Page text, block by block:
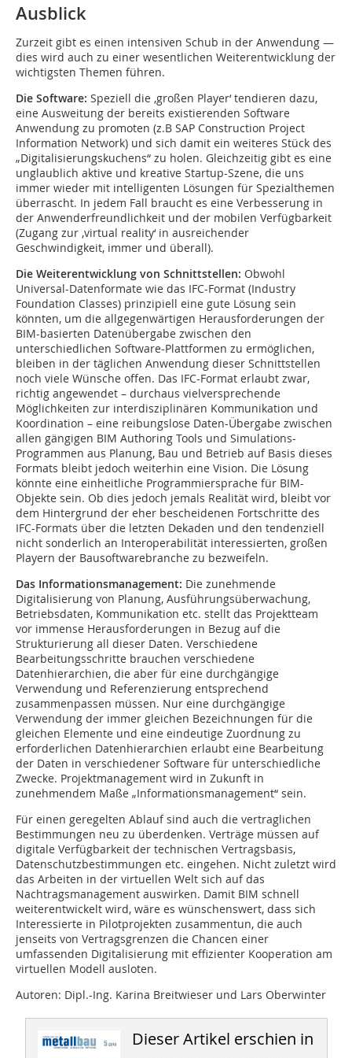
Ausblick
Zurzeit gibt es einen intensiven Schub in der Anwendung —
dies wird auch zu einer wesentlichen Weiterentwicklung der
wichtigsten Themen führen.
Die Software: Speziell die ‚großen Player‘ tendieren dazu,
eine Ausweitung der bereits existierenden Software
Anwendung zu promoten (z.B SAP Construction Project
Information Network) und sich damit ein weiteres Stück des
„Digitalisierungskuchens“ zu holen. Gleichzeitig gibt es eine
unglaublich aktive und kreative Startup-Szene, die uns
immer wieder mit intelligenten Lösungen für Spezialthemen
überrascht. In jedem Fall braucht es eine Verbesserung in
der Anwenderfreundlichkeit und der mobilen Verfügbarkeit
(Zugang zur ‚virtual reality‘ in ausreichender
Geschwindigkeit, immer und überall).
Die Weiterentwicklung von Schnittstellen: Obwohl
Universal-Datenformate wie das IFC-Format (Industry
Foundation Classes) prinzipiell eine gute Lösung sein
könnten, um die allgegenwärtigen Herausforderungen der
BIM-basierten Datenübergabe zwischen den
unterschiedlichen Software-Plattformen zu ermöglichen,
bleiben in der täglichen Anwendung dieser Schnittstellen
noch viele Wünsche offen. Das IFC-Format erlaubt zwar,
richtig angewendet – durchaus vielversprechende
Möglichkeiten zur interdisziplinären Kommunikation und
Koordination – eine reibungslose Daten-Übergabe zwischen
allen gängigen BIM Authoring Tools und Simulations-
Programmen aus Planung, Bau und Betrieb auf Basis dieses
Formats bleibt jedoch weiterhin eine Vision. Die Lösung
könnte eine einheitliche Programmiersprache für BIM-
Objekte sein. Ob dies jedoch jemals Realität wird, bleibt vor
dem Hintergrund der eher bescheidenen Fortschritte des
IFC-Formats über die letzten Dekaden und den tendenziell
nicht sonderlich an Interoperabilität interessierten, großen
Playern der Bausoftwarebranche zu bezweifeln.
Das Informationsmanagement: Die zunehmende
Digitalisierung von Planung, Ausführungsüberwachung,
Betriebsdaten, Kommunikation etc. stellt das Projektteam
vor immense Herausforderungen in Bezug auf die
Strukturierung all dieser Daten. Verschiedene
Bearbeitungsschritte brauchen verschiedene
Datenhierarchien, die aber für eine durchgängige
Verwendung und Referenzierung entsprechend
zusammenpassen müssen. Nur eine durchgängige
Verwendung der immer gleichen Bezeichnungen für die
gleichen Elemente und eine eindeutige Zuordnung zu
erforderlichen Datenhierarchien erlaubt eine Bearbeitung
der Daten in verschiedener Software für unterschiedliche
Zwecke. Projektmanagement wird in Zukunft in
zunehmendem Maße „Informationsmanagement“ sein.
Für einen geregelten Ablauf sind auch die vertraglichen
Bestimmungen neu zu überdenken. Verträge müssen auf
digitale Verfügbarkeit der technischen Vertragsbasis,
Datenschutzbestimmungen etc. eingehen. Nicht zuletzt wird
das Arbeiten in der virtuellen Welt sich auf das
Nachtragsmanagement auswirken. Damit BIM schnell
weiterentwickelt wird, wäre es wünschenswert, dass sich
Interessierte in Pilotprojekten zusammentun, die auch
jenseits von Vertragsgrenzen die Chancen einer
umfassenden Digitalisierung mit effizienter Kooperation am
virtuellen Modell ausloten.
Autoren: Dipl.-Ing. Karina Breitwieser und Lars Oberwinter
Dieser Artikel erschien in